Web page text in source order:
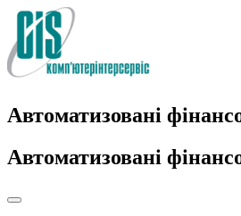
Автоматизовані
Автоматизовані